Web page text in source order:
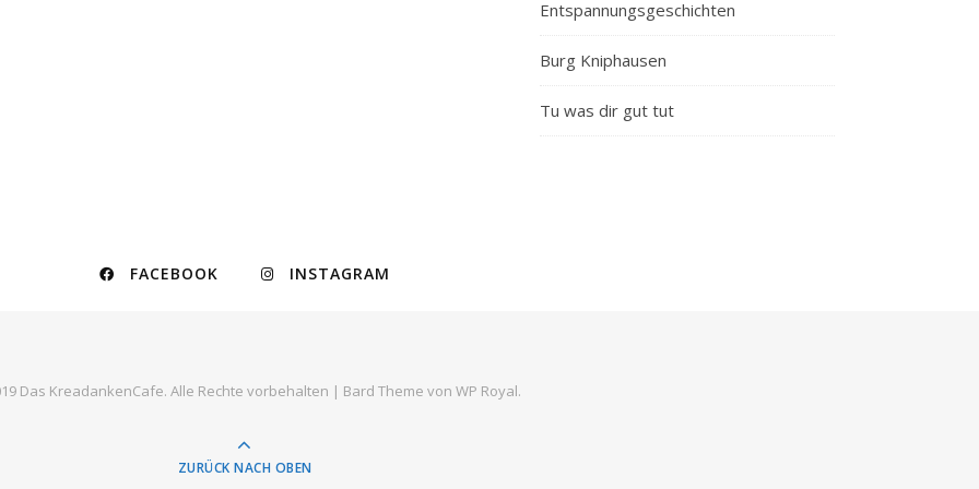
Entspannungsgeschichten
Burg Kniphausen
Tu was dir gut tut
FACEBOOK INSTAGRAM
Das KreadankenCafe. Alle Rechte vorbehalten | Bard Theme von WP Royal.
ZURÜCK NACH OBEN